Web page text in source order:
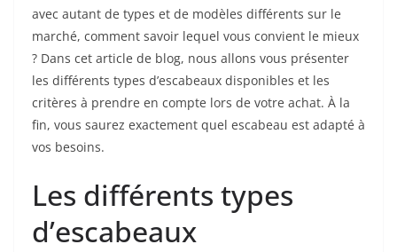
avec autant de types et de modèles différents sur le
marché, comment savoir lequel vous convient le mieux
? Dans cet article de blog, nous allons vous présenter
les différents types d’escabeaux disponibles et les
critères à prendre en compte lors de votre achat. À la
fin, vous saurez exactement quel escabeau est adapté à
vos besoins.
Les différents types
d’escabeaux